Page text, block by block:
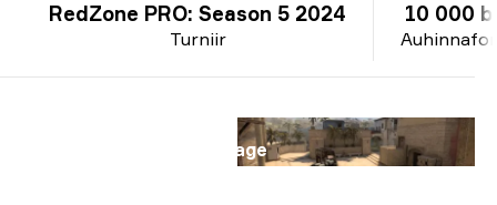
Turniir
RedZone PRO: Season 5 2024 10 000
Mirage